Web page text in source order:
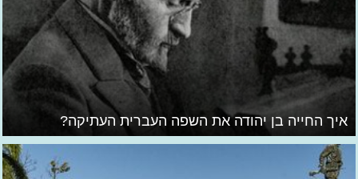
איך החייה בן יהודה את השפה העברית העתיקה?